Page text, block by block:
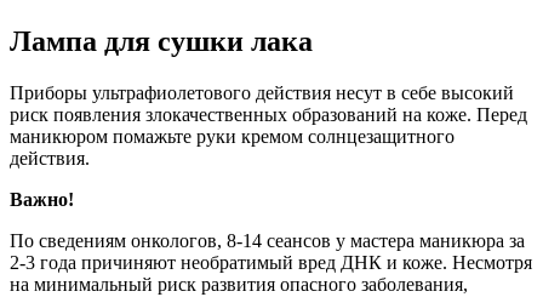
Лампа для сушки лака
Приборы ультрафиолетового действия несут в себе высокий
риск появления злокачественных образований на коже. Перед
маникюром помажьте руки кремом солнцезащитного
действия.
Важно!
По сведениям онкологов, 8-14 сеансов у мастера маникюра за
2-3 года причиняют необратимый вред ДНК и коже. Несмотря
на минимальный риск развития опасного заболевания,